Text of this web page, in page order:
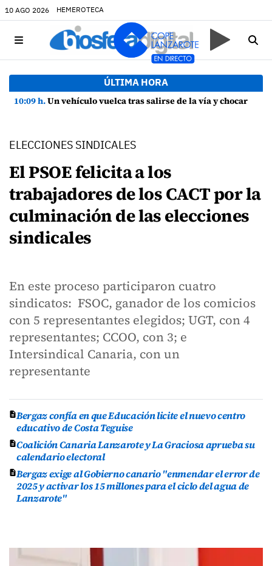
10 AGO 2026 HEMEROTECA
ÚLTIMA HORA
10:09 h.Un vehículo vuelca tras salirse de la vía y chocar contra una farola en Uga
ELECCIONES SINDICALES
El PSOE felicita a los
trabajadores de los CACT por la
culminación de las elecciones
sindicales
En este proceso participaron cuatro
sindicatos: FSOC, ganador de los comicios
con 5 representantes elegidos; UGT, con 4
representantes; CCOO, con 3; e
Intersindical Canaria, con un
representante
Bergaz confía en que Educación licite el nuevo centro
educativo de Costa Teguise
Coalición Canaria Lanzarote y La Graciosa aprueba su
calendario electoral
Bergaz exige al Gobierno canario "enmendar el error de
2025 y activar los 15 millones para el ciclo del agua de
Lanzarote"